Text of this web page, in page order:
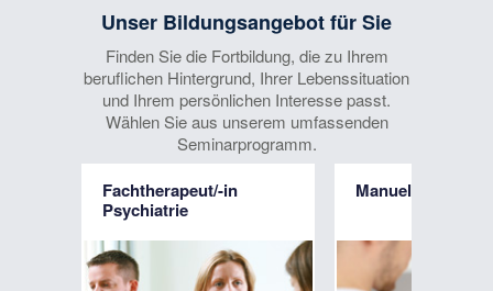
Management von Gehirnerschütterungen
(Concussion)
Standort:Düsseldorf, Seminarbeginn:
24.04.2027
Unser Bildungsangebot für Sie
Finden Sie die Fortbildung, die zu Ihrem
beruflichen Hintergrund, Ihrer Lebenssituation
und Ihrem persönlichen Interesse passt.
Wählen Sie aus unserem umfassenden
Seminarprogramm.
Fachtherapeut/-in
Psychiatrie
Manuelle